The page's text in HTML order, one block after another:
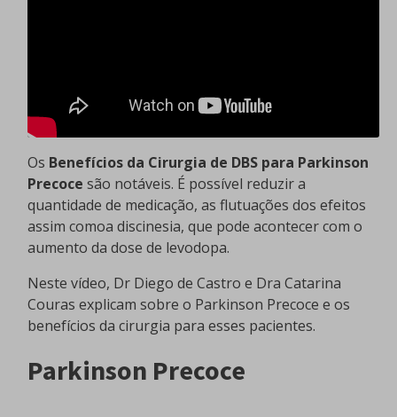
Os Benefícios da Cirurgia de DBS para Parkinson
Precoce são notáveis. É possível reduzir a
quantidade de medicação, as flutuações dos efeitos
assim comoa discinesia, que pode acontecer com o
aumento da dose de levodopa.
Neste vídeo, Dr Diego de Castro e Dra Catarina
Couras explicam sobre o Parkinson Precoce e os
benefícios da cirurgia para esses pacientes.
Parkinson Precoce